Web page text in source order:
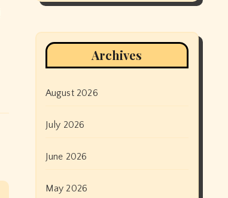
Archives
August 2026
July 2026
June 2026
May 2026